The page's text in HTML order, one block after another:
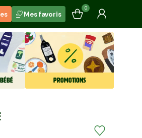
Mes favoris
0
PROMOTIONS